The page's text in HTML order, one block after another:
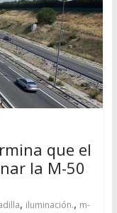
que el
la M-50
, iluminación., m-